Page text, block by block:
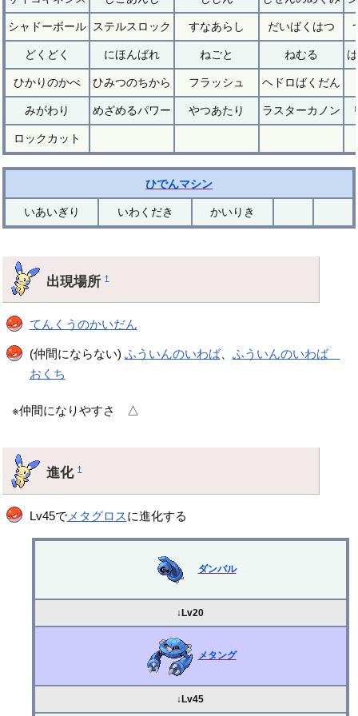
シャドーボール ステルスロック すなあらし だいばくはつ
どくどく にほんばれ ねごと ねむる
ひかりのかべ ひみつのちから フラッシュ ヘドロばくだん
みがわり めざめるパワー やつあたり ラスターカノン
ロックカット
ひでんマシン
いあいぎり いわくだき かいりき
出現場所†
てんくうのかいだん
(仲間にならない) ふういんのいわば、 ふういんのいわば
おくち
※仲間になりやすさ △
進化†
Lv45でメタグロスに進化する
ダンバル
↓Lv20
メタング
↓Lv45